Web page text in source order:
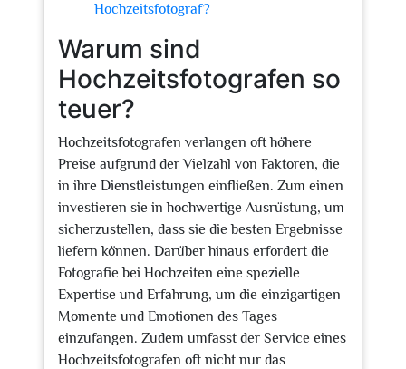
Hochzeitsfotograf?
Warum sind
Hochzeitsfotografen so
teuer?
Hochzeitsfotografen verlangen oft höhere
Preise aufgrund der Vielzahl von Faktoren, die
in ihre Dienstleistungen einfließen. Zum einen
investieren sie in hochwertige Ausrüstung, um
sicherzustellen, dass sie die besten Ergebnisse
liefern können. Darüber hinaus erfordert die
Fotografie bei Hochzeiten eine spezielle
Expertise und Erfahrung, um die einzigartigen
Momente und Emotionen des Tages
einzufangen. Zudem umfasst der Service eines
Hochzeitsfotografen oft nicht nur das